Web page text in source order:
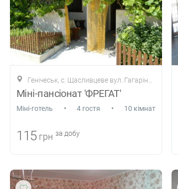
Генічеськ, с. Щасливцеве вул. Гагаріна 107
Міні-пансіонат 'ФРЕГАТ'
Міні-готель • 4 гостя • 10 кімнат
115 грн за добу